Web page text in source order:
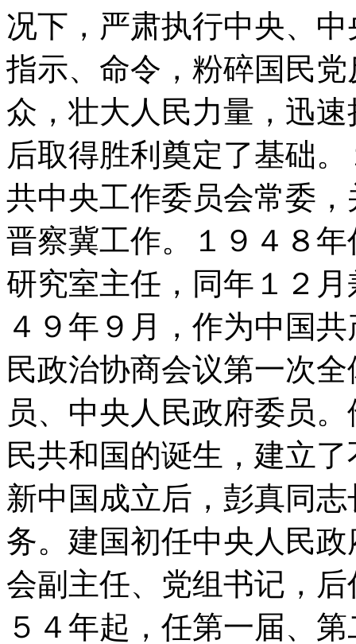
况下，严肃执行中央、
指示、命令，粉碎国民
众，壮大人民力量，迅
后取得胜利奠定了基础
共中央工作委员会常委
晋察冀工作。１９４８
研究室主任，同年１２
４９年９月，作为中国
民政治协商会议第一次
员、中央人民政府委员
民共和国的诞生，建立
新中国成立后，彭真同
务。建国初任中央人民
会副主任、党组书记，
５４年起，任第一届、